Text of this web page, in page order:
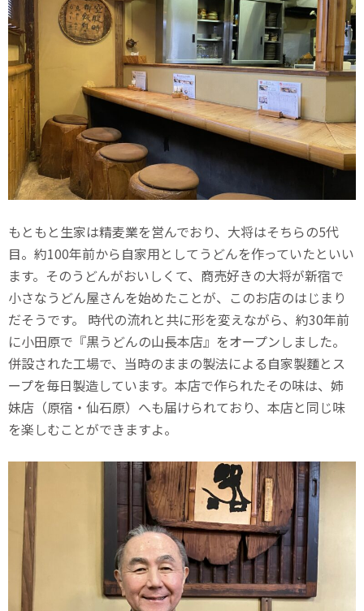
もともと生家は精麦業を営んでおり、大将はそちらの5代
目。約100年前から自家用としてうどんを作っていたといい
ます。そのうどんがおいしくて、商売好きの大将が新宿で
小さなうどん屋さんを始めたことが、このお店のはじまり
だそうです。 時代の流れと共に形を変えながら、約30年前
に小田原で『黒うどんの山長本店』をオープンしました。
併設された工場で、当時のままの製法による自家製麵とス
ープを毎日製造しています。本店で作られたその味は、姉
妹店（原宿・仙石原）へも届けられており、本店と同じ味
を楽しむことができますよ。